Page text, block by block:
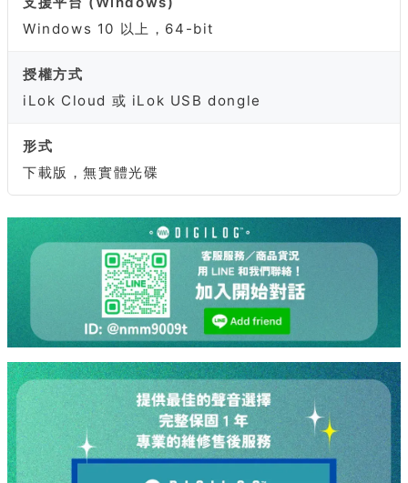
Windows 10 以上，64-bit
授權方式
iLok Cloud 或 iLok USB dongle
形式
下載版，無實體光碟